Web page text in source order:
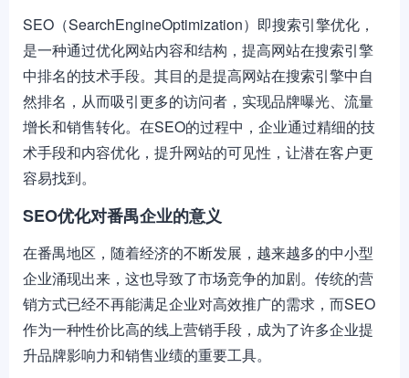
SEO（SearchEngineOptimization）即搜索引擎优化，
是一种通过优化网站内容和结构，提高网站在搜索引擎
中排名的技术手段。其目的是提高网站在搜索引擎中自
然排名，从而吸引更多的访问者，实现品牌曝光、流量
增长和销售转化。在SEO的过程中，企业通过精细的技
术手段和内容优化，提升网站的可见性，让潜在客户更
容易找到。
SEO优化对番禺企业的意义
在番禺地区，随着经济的不断发展，越来越多的中小型
企业涌现出来，这也导致了市场竞争的加剧。传统的营
销方式已经不再能满足企业对高效推广的需求，而SEO
作为一种性价比高的线上营销手段，成为了许多企业提
升品牌影响力和销售业绩的重要工具。